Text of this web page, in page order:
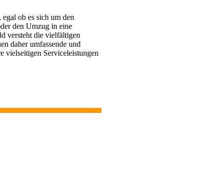
ob es sich um den
den Umzug in eine
versteht die vielfältigen
daher umfassende und
vielseitigen Serviceleistungen